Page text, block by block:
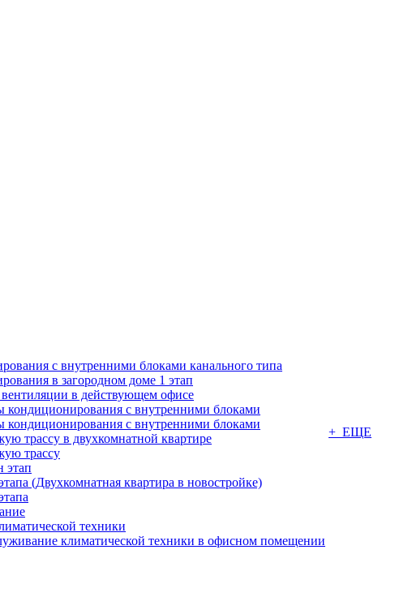
с внутренними блоками канального типа
в загородном доме 1 этап
в действующем офисе
кондиционирования с внутренними блоками
кондиционирования с внутренними блоками
трассу в двухкомнатной квартире
трассу
этап
(Двухкомнатная квартира в новостройке)
техники
климатической техники в офисном помещении
+ ЕЩЕ